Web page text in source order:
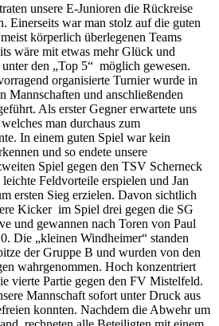
unsere E-Junioren die Rückreise
Einerseits war man stolz auf die guten
körperlich überlegenen Teams
wäre mit etwas mehr Glück und
den „Top 5“ möglich gewesen.
organisierte Turnier wurde in
Mannschaften und anschließenden
Als erster Gegner erwartete uns
man durchaus zum
In einem guten Spiel war kein
und so endete unsere
Spiel gegen den TSV Scherneck
Feldvorteile erspielen und Jan
ersten Sieg erzielen. Davon sichtlich
Kicker im Spiel drei gegen die SG
und gewannen nach Toren von Paul
Die „kleinen Windheimer“ standen
der Gruppe B und wurden von den
wahrgenommen. Hoch konzentriert
vierte Partie gegen den FV Mistelfeld.
Mannschaft sofort unter Druck aus
konnten. Nachdem die Abwehr um